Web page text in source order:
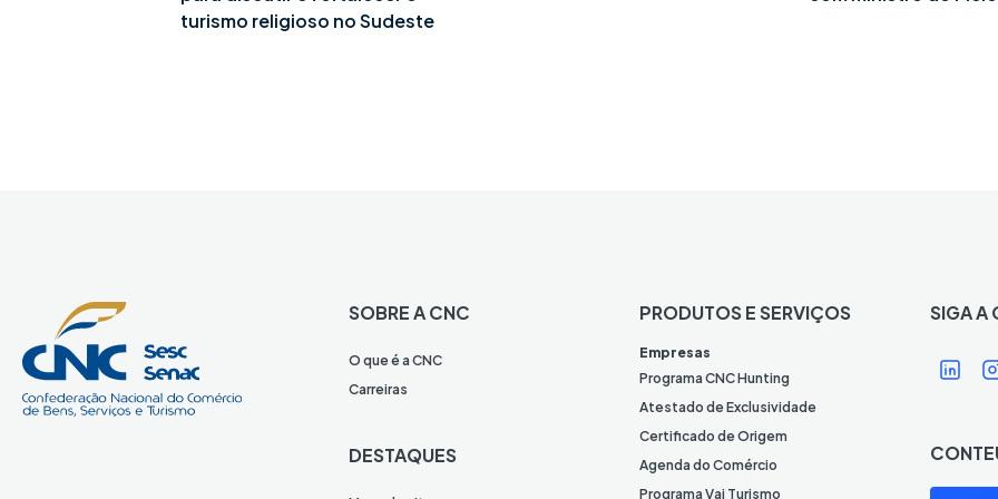
turismo religioso no Sudeste
SOBRE A CNC
O que é a CNC
Carreiras
DESTAQUES
PRODUTOS E SERVIÇOS
Empresas
Programa CNC Hunting
Atestado de Exclusividade
Certificado de Origem
Agenda do Comércio
Programa Vai Turismo
SIGA A
Í
c
n
e
Í